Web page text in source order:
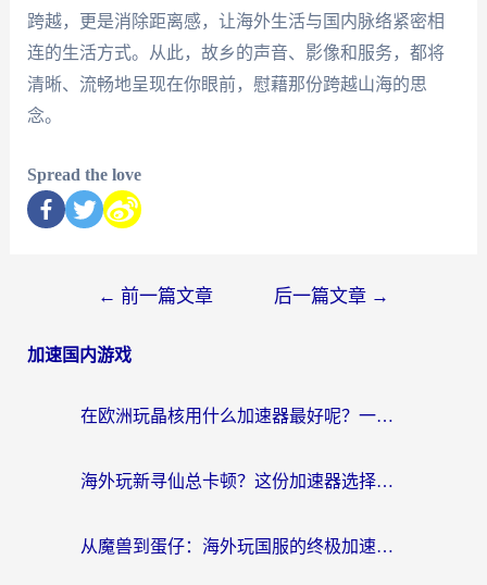
跨越，更是消除距离感，让海外生活与国内脉络紧密相
连的生活方式。从此，故乡的声音、影像和服务，都将
清晰、流畅地呈现在你眼前，慰藉那份跨越山海的思
念。
Spread the love
← 前一篇文章 后一篇文章 →
加速国内游戏
在欧洲玩晶核用什么加速器最好呢？一个老玩家的真心话
海外玩新寻仙总卡顿？这份加速器选择指南让你秒回国服流畅体验
从魔兽到蛋仔：海外玩国服的终极加速指南，找到你的专属高速通道